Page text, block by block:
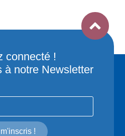
connecté !
à notre Newsletter
!